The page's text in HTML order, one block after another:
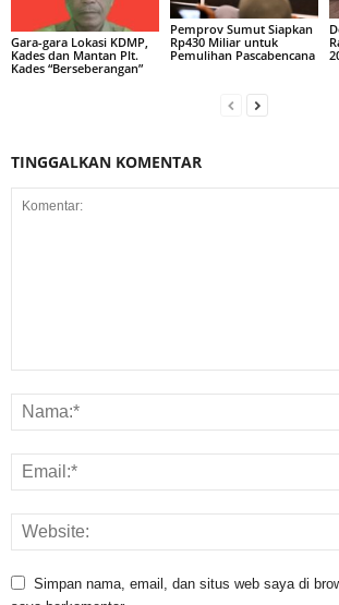
Gara-gara Lokasi KDMP,
Kades dan Mantan Plt.
Kades “Berseberangan”
Pemprov Sumut Siapkan
Rp430 Miliar untuk
Pemulihan Pascabencana
TINGGALKAN KOMENTAR
Simpan nama, email, dan situs web saya di